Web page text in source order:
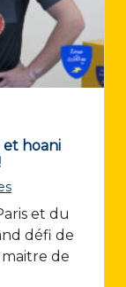
et hoani
et du
défi de
maitre de